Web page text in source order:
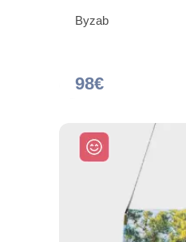
Byzab
98€